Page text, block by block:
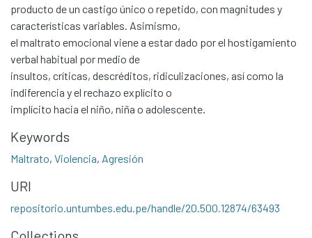
producto de un castigo único o repetido, con magnitudes y
características variables. Asimismo,
el maltrato emocional viene a estar dado por el hostigamiento
verbal habitual por medio de
insultos, críticas, descréditos, ridiculizaciones, así como la
indiferencia y el rechazo explícito o
implícito hacia el niño, niña o adolescente.
Keywords
Maltrato, Violencia, Agresión
URI
repositorio.untumbes.edu.pe/handle/20.500.12874/63493